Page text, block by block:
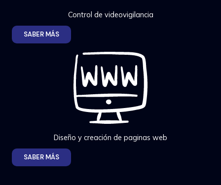
Control de videovigilancia
SABER MÁS
Diseño y creación de paginas web
SABER MÁS